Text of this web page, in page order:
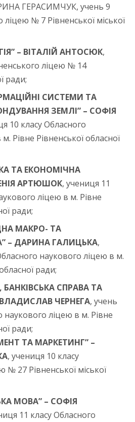
ГЕРАСИМЧУК, учень 9
ліцею № 7 Рівненської міської
– ВІТАЛІЙ АНТОСЮК,
ліцею № 14
ради;
СИСТЕМИ ТА
ЗЕМЛІ” – СОФІЯ
10 класу Обласного
Рівне Рівненської обласної
ТА ЕКОНОМІЧНА
АРТЮШОК, учениця 11
ліцею в м. Рівне
ради;
МАКРО- ТА
– ДАРИНА ГАЛИЦЬКА,
наукового ліцею в м.
ради;
БАНКІВСЬКА СПРАВА ТА
ЧЕРНЕГА, учень
наукового ліцею в м. Рівне
ради;
ТА МАРКЕТИНГ” –
, учениця 10 класу
№ 27 Рівненської міської
МОВА” – СОФІЯ
11 класу Обласного